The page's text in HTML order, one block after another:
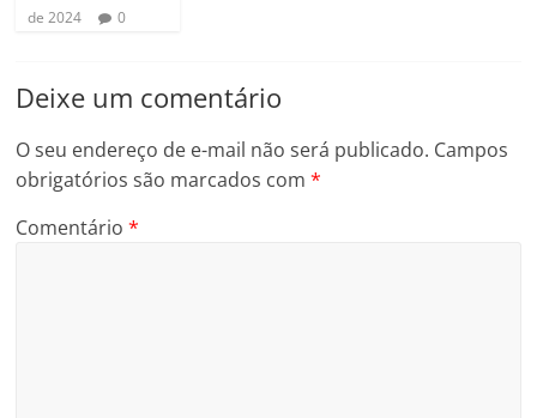
de 2024
0
Deixe um comentário
O seu endereço de e-mail não será publicado. Campos
obrigatórios são marcados com*
Comentário*